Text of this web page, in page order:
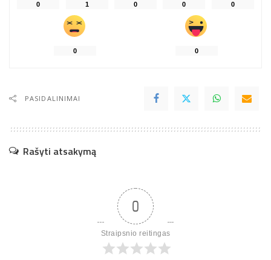
0 1 0 0 0
0 0
PASIDALINIMAI
Rašyti atsakymą
0
Straipsnio reitingas